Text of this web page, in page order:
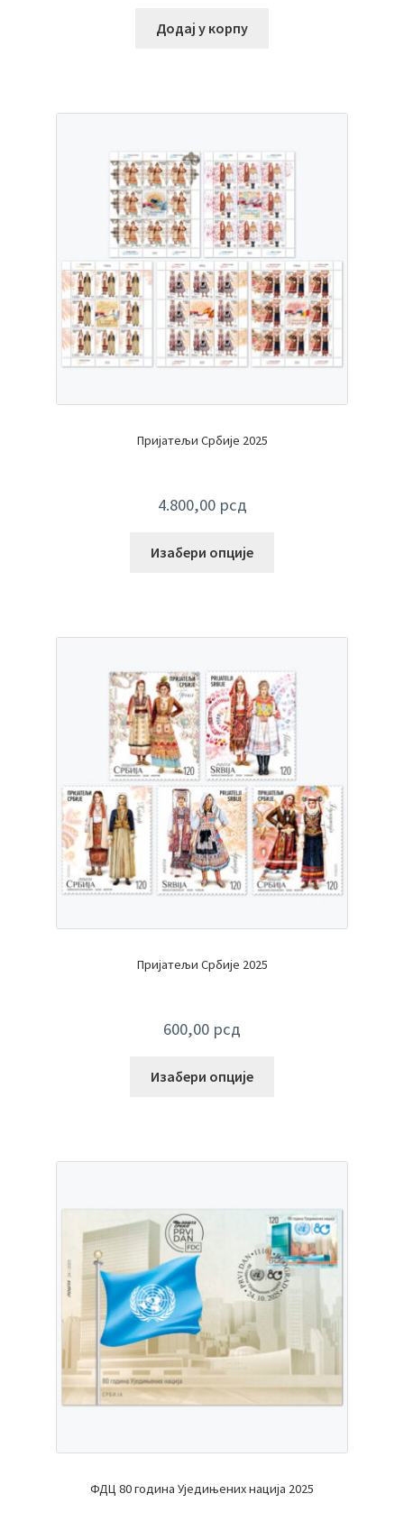
Додај у корпу
Пријатељи Србије 2025
4.800,00 рсд
Изабери опције
Пријатељи Србије 2025
600,00 рсд
Изабери опције
ФДЦ 80 година Уједињених нација 2025